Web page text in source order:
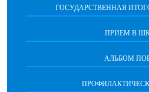
ГОСУДАРСТВЕННАЯ
ПРИЕМ В
АЛЬБОМ